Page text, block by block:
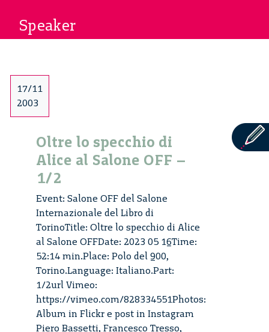
Speaker
17/11
2003
Oltre lo specchio di
Alice al Salone OFF –
1/2
Event: Salone OFF del Salone
Internazionale del Libro di
TorinoTitle: Oltre lo specchio di Alice
al Salone OFFDate: 2023 05 16Time:
52:14 min.Place: Polo del 900,
Torino.Language: Italiano.Part:
1/2url Vimeo:
https://vimeo.com/828334551Photos:
Album in Flickr e post in Instagram
Piero Bassetti, Francesco Tresso,